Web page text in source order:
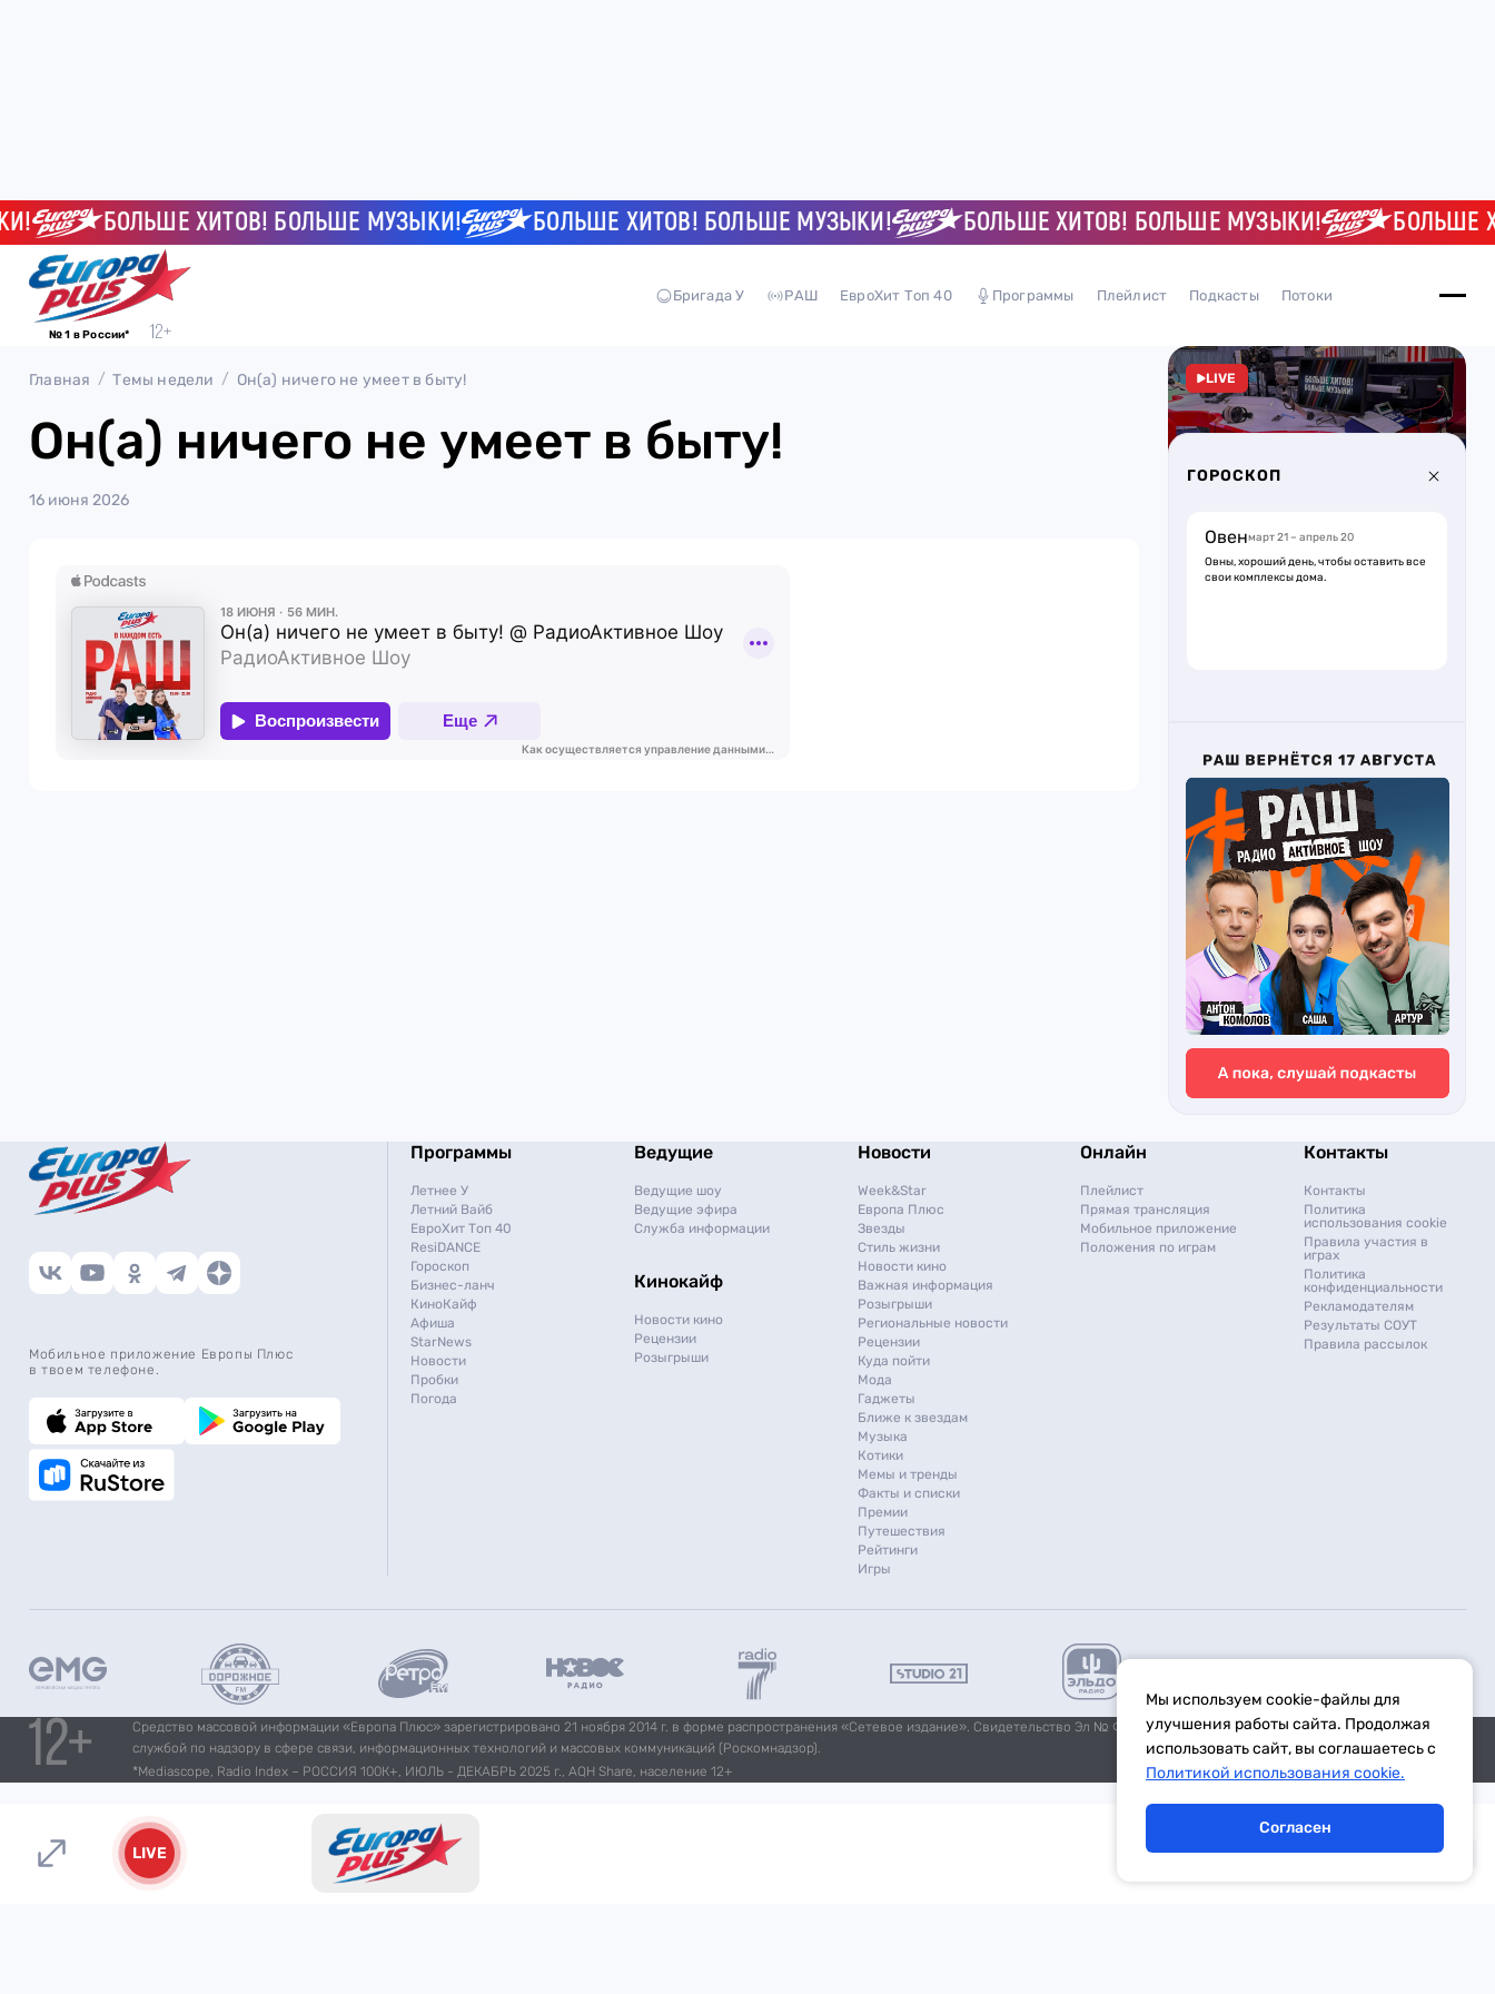
БОЛЬШЕ ХИТОВ! БОЛЬШЕ МУЗЫКИ! БОЛЬШЕ ХИТОВ! БОЛЬШЕ МУЗЫКИ! БОЛЬШЕ ХИТОВ! БОЛЬШЕ МУЗЫКИ! БОЛЬШЕ
№ 1 в России*
Бригада У РАШ ЕвроХит Топ 40 Программы Плейлист Подкасты Потоки
Главная Темы недели Он(а) ничего не умеет в быту!
Он(а) ничего не умеет в быту!
16 июня 2026
LIVE
ГОРОСКОП
Овенмарт 21 – апрель 20
Овны, хороший день, чтобы оставить все
свои комплексы дома.
Мобильное приложение Европы Плюс
в твоем телефоне.
Программы
Летнее У
Летний Вайб
ЕвроХит Топ 40
ResiDANCE
Гороскоп
Бизнес-ланч
КиноКайф
Афиша
StarNews
Новости
Пробки
Погода
Ведущие
Ведущие шоу
Ведущие эфира
Служба информации
Кинокайф
Новости кино
Рецензии
Розыгрыши
Новости
Week&Star
Европа Плюс
Звезды
Стиль жизни
Новости кино
Важная информация
Розыгрыши
Региональные новости
Рецензии
Куда пойти
Мода
Гаджеты
Ближе к звездам
Музыка
Котики
Мемы и тренды
Факты и списки
Премии
Путешествия
Рейтинги
Игры
Онлайн
Плейлист
Прямая трансляция
Мобильное приложение
Положения по играм
Контакты
Контакты
Политика
использования cookie
Правила участия в
играх
Политика
конфиденциальности
Рекламодателям
Результаты СОУТ
Правила рассылок
Средство массовой информации «Европа Плюс» зарегистрировано 21 ноября 2014 г. в форме распространения «Сетевое издание». Свидетельство Эл № ФС77-59972 от 21.11.2014 выдано Федеральной
службой по надзору в сфере связи, информационных технологий и массовых коммуникаций (Роскомнадзор).
*Mediascope, Radio Index – РОССИЯ 100К+, ИЮЛЬ - ДЕКАБРЬ 2025 г., AQH Share, население 12+
LIVE
Мы используем cookie-файлы для
улучшения работы сайта. Продолжая
использовать сайт, вы соглашаетесь с
Политикой использования cookie.
Согласен